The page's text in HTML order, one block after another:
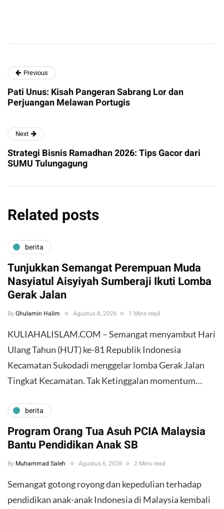
Previous
Pati Unus: Kisah Pangeran Sabrang Lor dan
Perjuangan Melawan Portugis
Next
Strategi Bisnis Ramadhan 2026: Tips Gacor dari
SUMU Tulungagung
Related posts
berita
Tunjukkan Semangat Perempuan Muda
Nasyiatul Aisyiyah Sumberaji Ikuti Lomba
Gerak Jalan
By Ghulamin Halim Agustus 8, 2026 1 Mins read
KULIAHALISLAM.COM – Semangat menyambut Hari
Ulang Tahun (HUT) ke-81 Republik Indonesia
Kecamatan Sukodadi menggelar lomba Gerak Jalan
Tingkat Kecamatan. Tak Ketinggalan momentum…
berita
Program Orang Tua Asuh PCIA Malaysia
Bantu Pendidikan Anak SB
By Muhammad Saleh Agustus 6, 2026 2 Mins read
​Semangat gotong royong dan kepedulian terhadap
pendidikan anak-anak Indonesia di Malaysia kembali